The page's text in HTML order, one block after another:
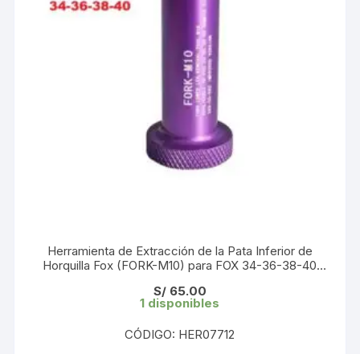
Herramienta de Extracción de la Pata Inferior de
Horquilla Fox (FORK-M10) para FOX 34-36-38-40
S/65.00
1 disponibles
CÓDIGO: HER07712